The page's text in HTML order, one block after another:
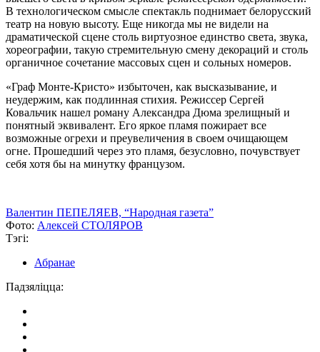
В технологическом смысле спектакль поднимает белорусский
театр на новую высоту. Еще никогда мы не видели на
драматической сцене столь виртуозное единство света, звука,
хореографии, такую стремительную смену декораций и столь
органичное сочетание массовых сцен и сольных номеров.
«Граф Монте-Кристо» избыточен, как высказывание, и
неудержим, как подлинная стихия. Режиссер Сергей
Ковальчик нашел роману Александра Дюма зрелищный и
понятный эквивалент. Его яркое пламя пожирает все
возможные огрехи и преувеличения в своем очищающем
огне. Прошедший через это пламя, безусловно, почувствует
себя хотя бы на минутку французом.
Валентин ПЕПЕЛЯЕВ, “Народная газета”
Фото: Алексей СТОЛЯРОВ
Тэгі:
Абранае
Падзяліцца: